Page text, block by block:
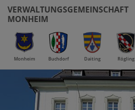
VERWALTUNGSGEMEINSCHAFT
MONHEIM
Monheim Buchdorf Daiting Rögling